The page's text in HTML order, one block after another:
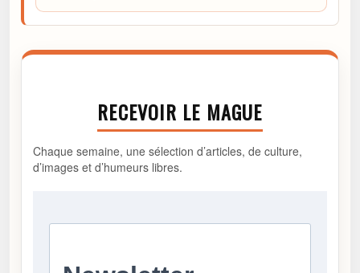
RECEVOIR LE MAGUE
Chaque semaine, une sélection d’articles, de culture,
d’images et d’humeurs libres.